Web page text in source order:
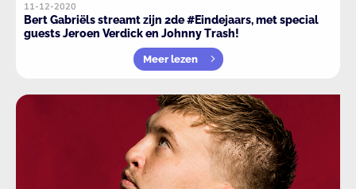
11-12-2020
Bert Gabriëls streamt zijn 2de #Eindejaars, met special
guests Jeroen Verdick en Johnny Trash!
Meer lezen